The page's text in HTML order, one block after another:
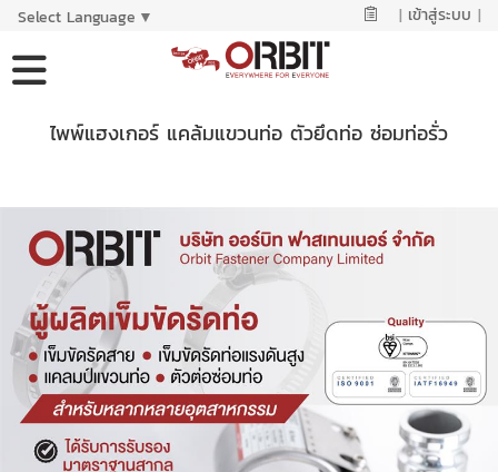
Select Language ▼ | เข้าสู่ระบบ |
ไพพ์แฮงเกอร์ แคล้มแขวนท่อ ตัวยึดท่อ ซ่อมท่อรั่ว